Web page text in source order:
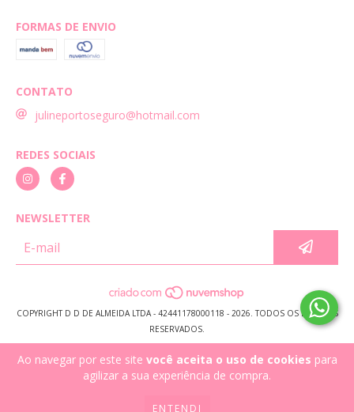
Ao navegar por este site você aceita o uso de cookies para
agilizar a sua experiência de compra.
ENTENDI
FORMAS DE ENVIO
CONTATO
julineportoseguro@hotmail.com
REDES SOCIAIS
NEWSLETTER
COPYRIGHT D D DE ALMEIDA LTDA - 42441178000118 - 2026. TODOS OS DIREITOS
RESERVADOS.